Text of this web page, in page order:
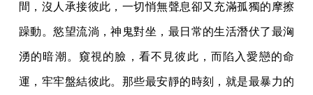
間，沒人承接彼此，一切悄無聲息卻又充滿孤獨的摩擦
躁動。慾望流淌，神鬼對坐，最日常的生活潛伏了最洶
湧的暗潮。窺視的臉，看不見彼此，而陷入愛戀的命
運，牢牢盤結彼此。那些最安靜的時刻，就是最暴力的